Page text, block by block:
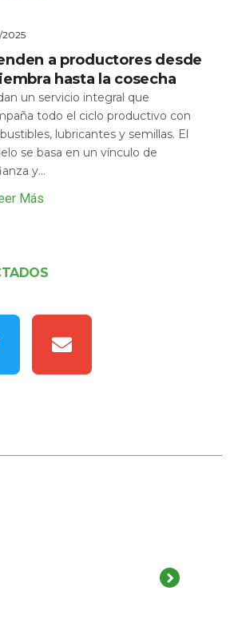
2025
a productores desde
hasta la cosecha
un servicio integral que
todo el ciclo productivo con
lubricantes y semillas. El
se basa en un vínculo de
y...
Más